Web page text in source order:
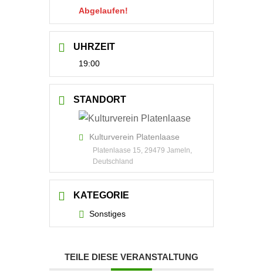
Abgelaufen!
UHRZEIT
19:00
STANDORT
Kulturverein Platenlaase
Platenlaase 15, 29479 Jameln,
Deutschland
KATEGORIE
Sonstiges
TEILE DIESE VERANSTALTUNG